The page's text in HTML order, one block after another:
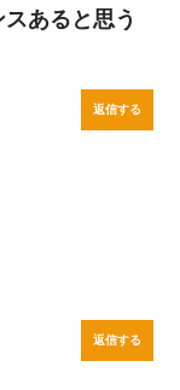
あると思う
返信する
返信する